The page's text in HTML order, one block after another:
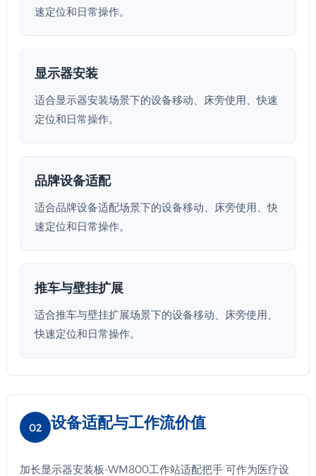
速定位和日常操作。
显示器安装
适合显示器安装场景下的设备移动、床旁使用、快速
定位和日常操作。
品牌设备适配
适合品牌设备适配场景下的设备移动、床旁使用、快
速定位和日常操作。
推车与壁挂扩展
适合推车与壁挂扩展场景下的设备移动、床旁使用、
快速定位和日常操作。
02 设备适配与工作流价值
加长显示器安装板-WM800工作站适配把手 可作为医疗设